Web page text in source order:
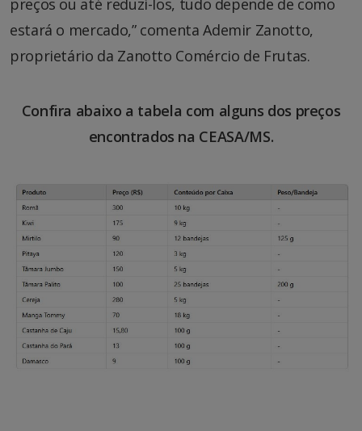
preços ou até reduzi-los, tudo depende de como
estará o mercado,” comenta Ademir Zanotto,
proprietário da Zanotto Comércio de Frutas.
Confira abaixo a tabela com alguns dos preços
encontrados na CEASA/MS.